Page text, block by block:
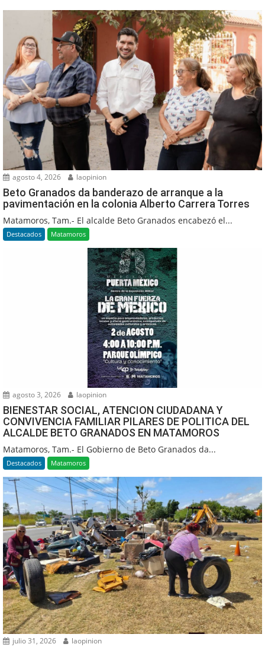
agosto 4, 2026 laopinion
Beto Granados da banderazo de arranque a la
pavimentación en la colonia Alberto Carrera Torres
Matamoros, Tam.- El alcalde Beto Granados encabezó el...
Destacados Matamoros
agosto 3, 2026 laopinion
BIENESTAR SOCIAL, ATENCION CIUDADANA Y
CONVIVENCIA FAMILIAR PILARES DE POLITICA DEL
ALCALDE BETO GRANADOS EN MATAMOROS
Matamoros, Tam.- El Gobierno de Beto Granados da...
Destacados Matamoros
julio 31, 2026 laopinion